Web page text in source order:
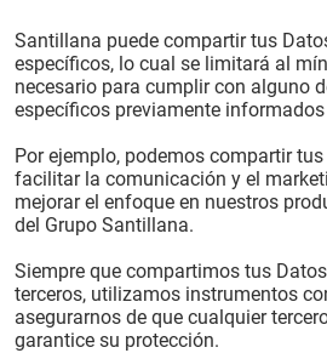
Santillana puede compartir tus
específicos, lo cual se limitará al
necesario para cumplir con alguno
específicos previamente
Por ejemplo, podemos compartir
facilitar la comunicación y el
mejorar el enfoque en nuestros
del Grupo Santillana.
Siempre que compartimos tus
terceros, utilizamos instrumentos
asegurarnos de que cualquier
garantice su protección.